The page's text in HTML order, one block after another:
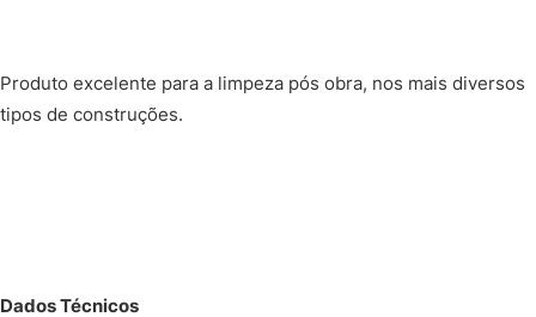
Produto excelente para a limpeza pós obra, nos mais diversos
tipos de construções.
Dados Técnicos